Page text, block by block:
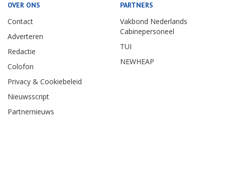
OVER ONS
Contact
Adverteren
Redactie
Colofon
Privacy & Cookiebeleid
Nieuwsscript
Partnernieuws
PARTNERS
Vakbond Nederlands
Cabinepersoneel
TUI
NEWHEAP